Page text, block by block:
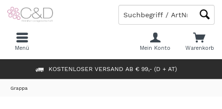
KOSTENLOSER VERSAND AB € 99,- (D + AT)
Warenkorb
Mein Konto
Menü
Grappa